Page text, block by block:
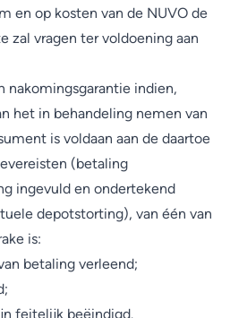
en op kosten van de NUVO de
zal vragen ter voldoening aan
nakomingsgarantie indien,
het in behandeling nemen van
is voldaan aan de daartoe
(betaling
ingevuld en ondertekend
depotstorting), van één van
is:
betaling verleend;
feitelijk beëindigd.